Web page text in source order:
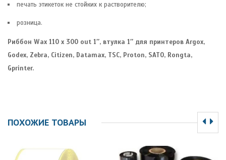
печать этикеток не стойких к растворителю;
розница.
Риббон Wax 110 x 300 out 1″, втулка 1″ для принтеров Argox,
Godex, Zebra, Citizen, Datamax, TSC, Proton, SATO, Rongta,
Gprinter.
ПОХОЖИЕ ТОВАРЫ